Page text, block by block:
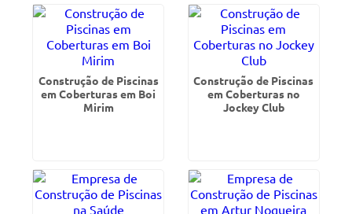
Construção de Piscinas
em Coberturas em Boi
Mirim
Construção de Piscinas
em Coberturas no
Jockey Club